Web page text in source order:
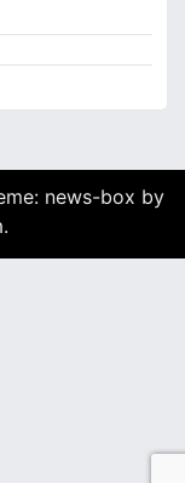
news-box by
.